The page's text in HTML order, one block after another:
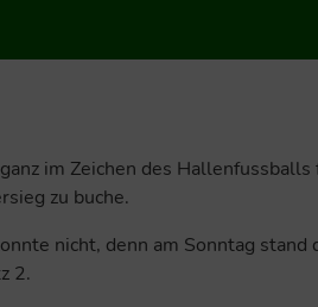
im Zeichen des
zu buche.
nicht, denn am Sonntag
2.